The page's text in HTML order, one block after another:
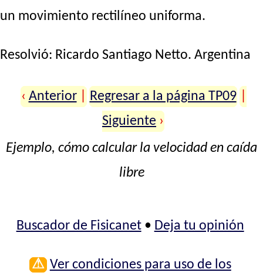
un movimiento rectilíneo uniforma.
Resolvió: Ricardo Santiago Netto. Argentina
‹ Anterior Regresar a la página TP09
Siguiente ›
Ejemplo, cómo calcular la velocidad en caída
libre
Buscador de Fisicanet• Deja tu opinión
⚠ Ver condiciones para uso de los